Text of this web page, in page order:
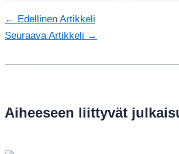
← Edellinen Artikkeli
Seuraava Artikkeli →
Aiheeseen liittyvät